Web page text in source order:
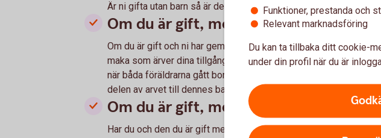
Är ni gifta utan barn så är det din make eller maka som ärver dig
Om du är gift, med gemensamma barn
Om du är gift och ni har gemensamma barn så är det först och
maka som ärver dina tillgångar med fri förfoganderätt. Barnen
när båda föräldrarna gått bort. Om någon av de gemensamma
delen av arvet till dennes barn.
Om du är gift, med gemensamma barn
Har du och den du är gift med både gemensamma barn och
Funktioner, prestanda och
Relevant marknadsföring
Du kan ta tillbaka ditt cookie-
under din profil när du är